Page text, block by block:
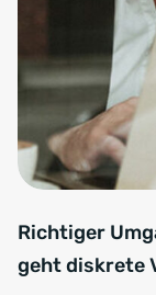
Richtiger
geht diskrete